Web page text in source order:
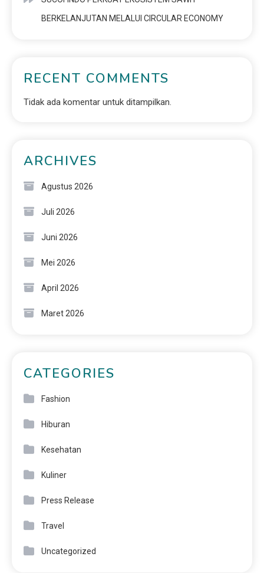
BERKELANJUTAN MELALUI CIRCULAR ECONOMY
RECENT COMMENTS
Tidak ada komentar untuk ditampilkan.
ARCHIVES
Agustus 2026
Juli 2026
Juni 2026
Mei 2026
April 2026
Maret 2026
CATEGORIES
Fashion
Hiburan
Kesehatan
Kuliner
Press Release
Travel
Uncategorized